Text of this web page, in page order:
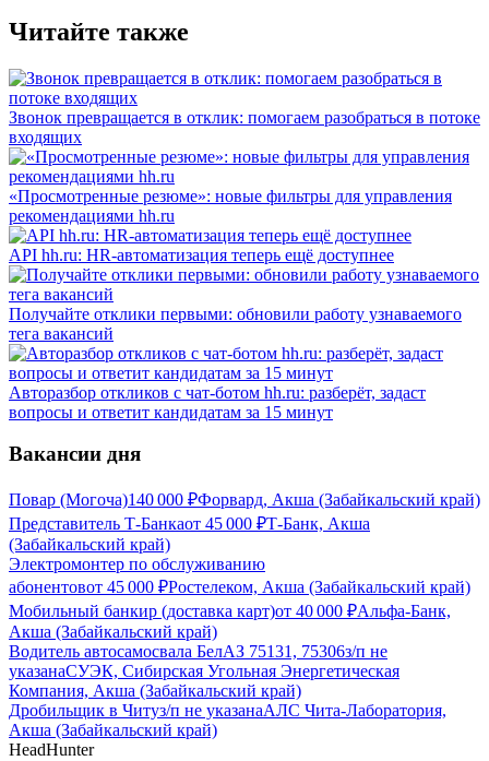
Читайте также
Звонок превращается в отклик: помогаем разобраться в потоке
входящих
«Просмотренные резюме»: новые фильтры для управления
рекомендациями hh.ru
API hh.ru: HR-автоматизация теперь ещё доступнее
Получайте отклики первыми: обновили работу узнаваемого
тега вакансий
Авторазбор откликов с чат-ботом hh.ru: разберёт, задаст
вопросы и ответит кандидатам за 15 минут
Вакансии дня
Повар (Могоча)140 000 ₽Форвард, Акша (Забайкальский край)
Представитель Т-Банкаот 45 000 ₽Т-Банк, Акша
(Забайкальский край)
Электромонтер по обслуживанию
абонентовот 45 000 ₽Ростелеком, Акша (Забайкальский край)
Мобильный банкир (доставка карт)от 40 000 ₽Альфа-Банк,
Акша (Забайкальский край)
Водитель автосамосвала БелАЗ 75131, 75306з/п не
указанаСУЭК, Сибирская Угольная Энергетическая
Компания, Акша (Забайкальский край)
Дробильщик в Читуз/п не указанаАЛС Чита-Лаборатория,
Акша (Забайкальский край)
HeadHunter